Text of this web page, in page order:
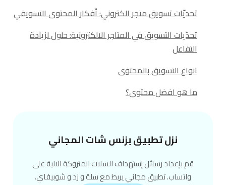
تحديّات تسويق متجر الكتروني: أفكار المحتوى التسويقي
تحدّيات التسويق في المتاجر الالكترونية: حلول لزيادة
التفاعل
انواع التسويق بالمحتوى
ما هو افضل محتوى؟
نزل تطبيق بزنس شات المجاني
قم بإعداد رسائل إستهداف السلات المتروكة الآلية على
واتساب. تطبيق مجاني يربط مع سلة و زد و شوبيفاي.